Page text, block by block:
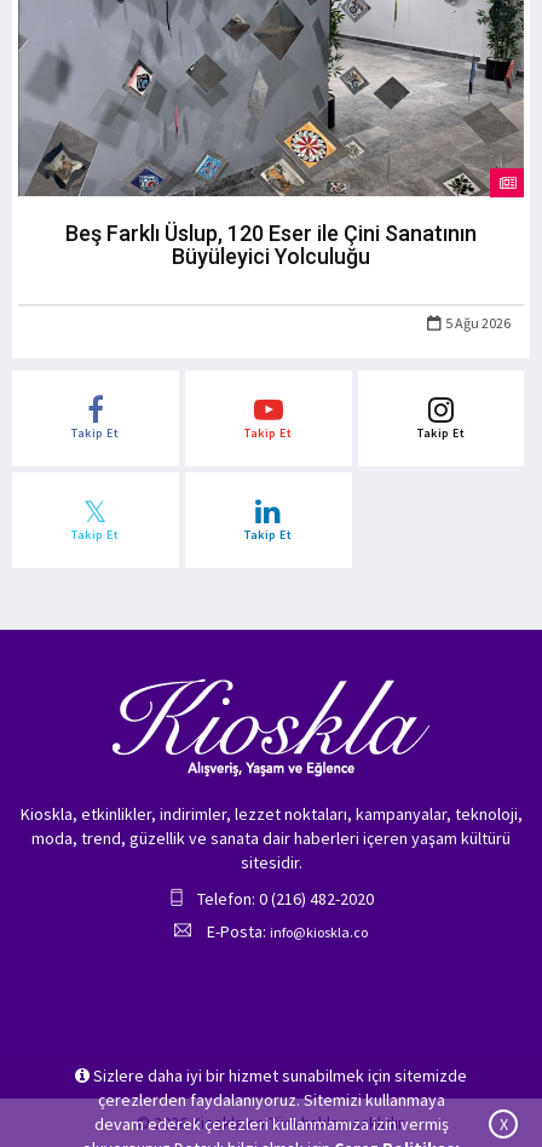
Beş Farklı Üslup, 120 Eser ile Çini Sanatının
Büyüleyici Yolculuğu
5 Ağu 2026
Takip Et Takip Et Takip Et
Takip Et Takip Et
Sizlere daha iyi bir hizmet sunabilmek için sitemizde
çerezlerden faydalanıyoruz. Sitemizi kullanmaya
devam ederek çerezleri kullanmamıza izin vermiş
X
Kioskla, etkinlikler, indirimler, lezzet noktaları, kampanyalar, teknoloji,
moda, trend, güzellik ve sanata dair haberleri içeren yaşam kültürü
sitesidir.
Telefon: 0 (216) 482-2020
E-Posta: info@kioskla.co
© 2026 Kioskla.co Tüm hakları saklıdır.